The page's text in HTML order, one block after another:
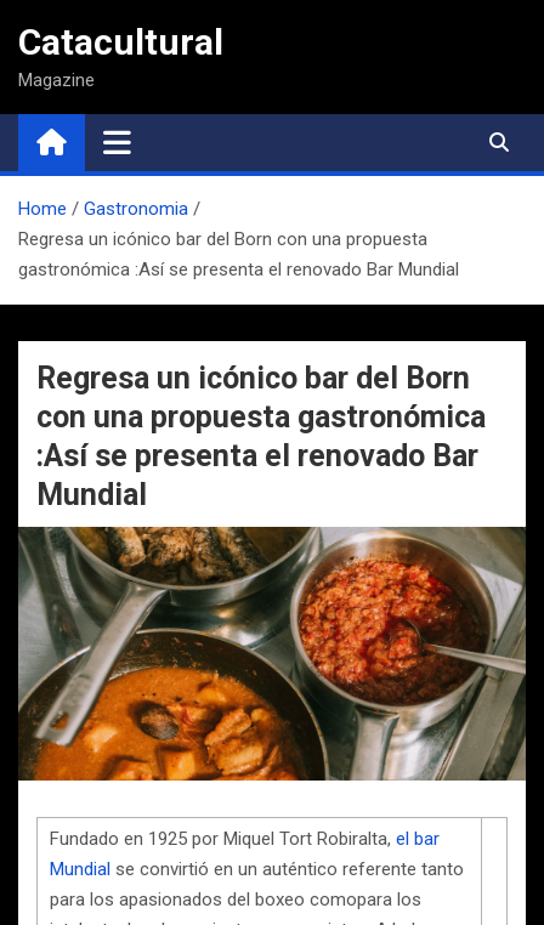
contenido
Catacultural
Magazine
Home
Gastronomia
Regresa un icónico bar del Born con una propuesta
gastronómica :Así se presenta el renovado Bar Mundial
Regresa un icónico bar del Born
con una propuesta gastronómica
:Así se presenta el renovado Bar
Mundial
Fundado en 1925 por Miquel Tort Robiralta, el bar
Mundial se convirtió en un auténtico referente tanto
para los apasionados del boxeo comopara los